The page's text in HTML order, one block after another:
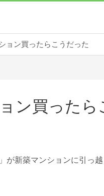
ョン買ったらこうだった
ン買ったら
が新築マンションに引っ